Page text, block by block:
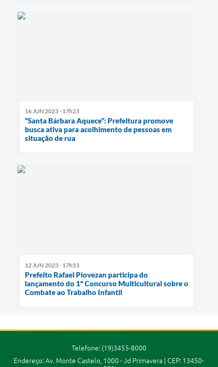
16 JUN 2023 - 17h23
“Santa Bárbara Aquece”: Prefeitura promove
busca ativa para acolhimento de pessoas em
situação de rua
12 JUN 2023 - 17h53
Prefeito Rafael Piovezan participa do
lançamento do 1º Concurso Multicultural sobre o
Combate ao Trabalho Infantil
Telefone: (19)3455-8000
Endereço: Av. Monte Castelo, 1000 - Jd Primavera | CEP: 13450-